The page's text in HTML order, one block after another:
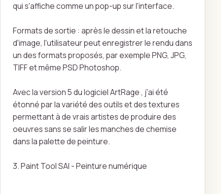
qui s'affiche comme un pop-up sur l'interface.
Formats de sortie : après le dessin et la retouche
d'image, l'utilisateur peut enregistrer le rendu dans
un des formats proposés, par exemple PNG, JPG,
TIFF et même PSD Photoshop.
Avec la version 5 du logiciel ArtRage , j'ai été
étonné par la variété des outils et des textures
permettant à de vrais artistes de produire des
oeuvres sans se salir les manches de chemise
dans la palette de peinture.
3. Paint Tool SAI - Peinture numérique